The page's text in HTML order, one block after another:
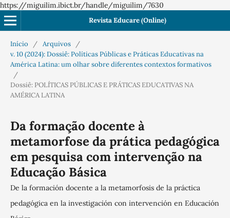
https://miguilim.ibict.br/handle/miguilim/7630
Revista Educare (Online)
Início / Arquivos
/
v. 10 (2024): Dossiê: Políticas Públicas e Práticas Educativas na
América Latina: um olhar sobre diferentes contextos formativos
/
Dossiê: POLÍTICAS PÚBLICAS E PRÁTICAS EDUCATIVAS NA
AMÉRICA LATINA
Da formação docente à
metamorfose da prática pedagógica
em pesquisa com intervenção na
Educação Básica
De la formación docente a la metamorfosis de la práctica
pedagógica en la investigación con intervención en Educación